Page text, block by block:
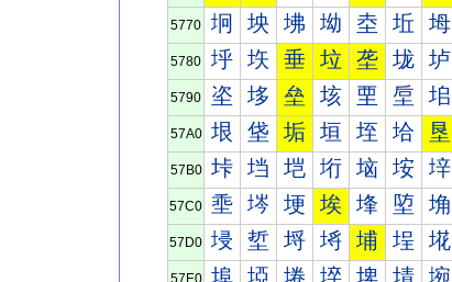
5770 坰 坱 坲 坳 坴 坵 坶
5780 垀 垁 垂 垃 垄 垅 垆
5790 垐 垑 垒 垓 垔 垕 垖
57A0 垠 垡 垢 垣 垤 垥 垦
57B0 垰 垱 垲 垳 垴 垵 垶
57C0 埀 埁 埂 埃 埄 埅 埆
57D0 埐 埑 埒 埓 埔 埕 埖
57E0 埠 埡 埢 埣 埤 埥 埦